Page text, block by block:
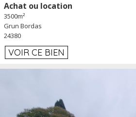
Achat ou location
3500m²
Grun Bordas
24380
VOIR CE BIEN